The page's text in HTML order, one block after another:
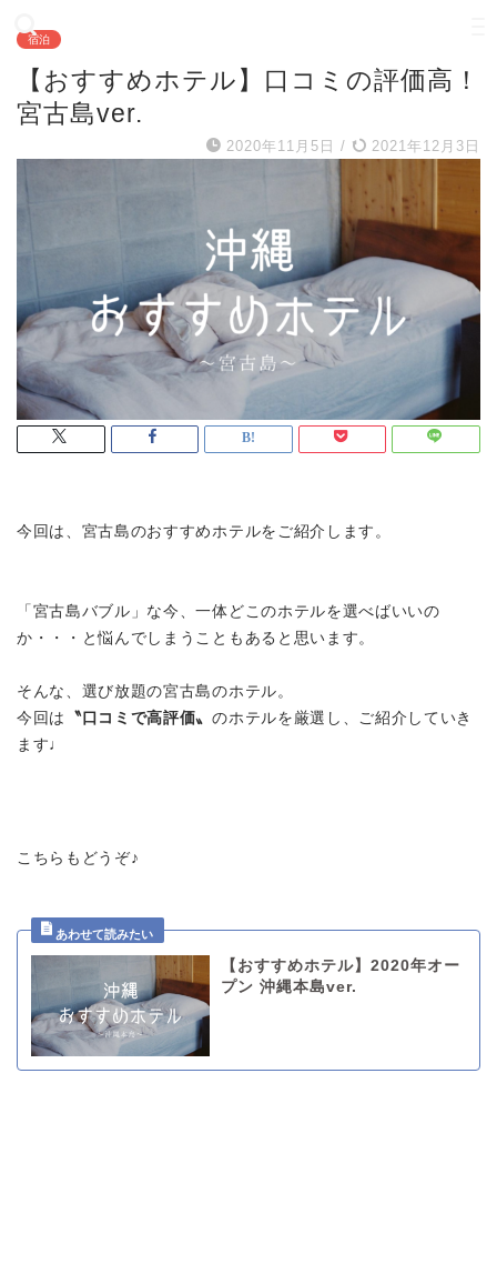
宿泊
【おすすめホテル】口コミの評価高！
宮古島ver.
2020年11月5日 / 2021年12月3日
今回は、宮古島のおすすめホテルをご紹介します。
「宮古島バブル」な今、一体どこのホテルを選べばいいの
か・・・と悩んでしまうこともあると思います。
そんな、選び放題の宮古島のホテル。
今回は
〝口コミで高評価〟のホテルを厳選し、ご紹介していき
ます♩
こちらもどうぞ♪
【おすすめホテル】2020年オー
プン 沖縄本島ver.